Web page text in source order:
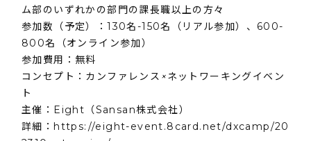
ム部のいずれかの部門の課長職以上の方々
参加数（予定）：130名-150名（リアル参加）、600-
800名（オンライン参加）
参加費用：無料
コンセプト：カンファレンス ×ネットワーキングイベン
ト
主催：Eight（Sansan株式会社）
詳細： https://eight-event.8card.net/dxcamp/20